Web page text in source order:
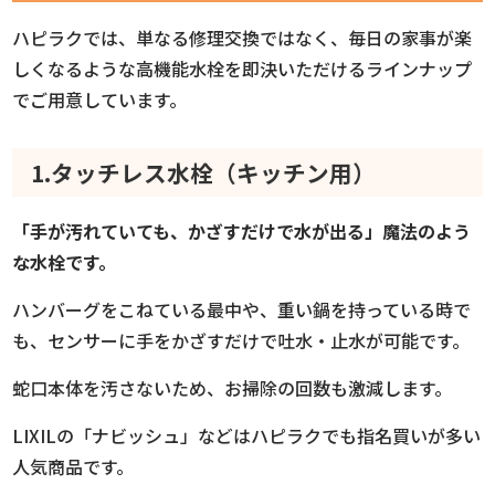
ハピラクでは、単なる修理交換ではなく、毎日の家事が楽
しくなるような高機能水栓を即決いただけるラインナップ
でご用意しています。
1.タッチレス水栓（キッチン用）
「手が汚れていても、かざすだけで水が出る」魔法のよう
な水栓です。
ハンバーグをこねている最中や、重い鍋を持っている時で
も、センサーに手をかざすだけで吐水・止水が可能です。
蛇口本体を汚さないため、お掃除の回数も激減します。
LIXILの「ナビッシュ」などはハピラクでも指名買いが多い
人気商品です。